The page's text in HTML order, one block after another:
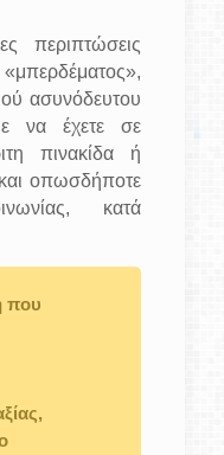
περιπτώσεις
ασυνόδευτου
να έχετε σε
πινακίδα ή
οπωσδήποτε
κατά
που